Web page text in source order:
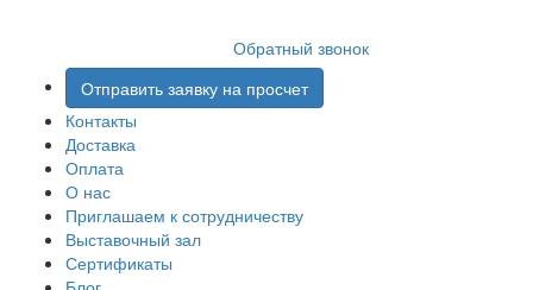
Обратный звонок
Отправить заявку на просчет
Контакты
Доставка
Оплата
О нас
Приглашаем к сотрудничеству
Выставочный зал
Сертификаты